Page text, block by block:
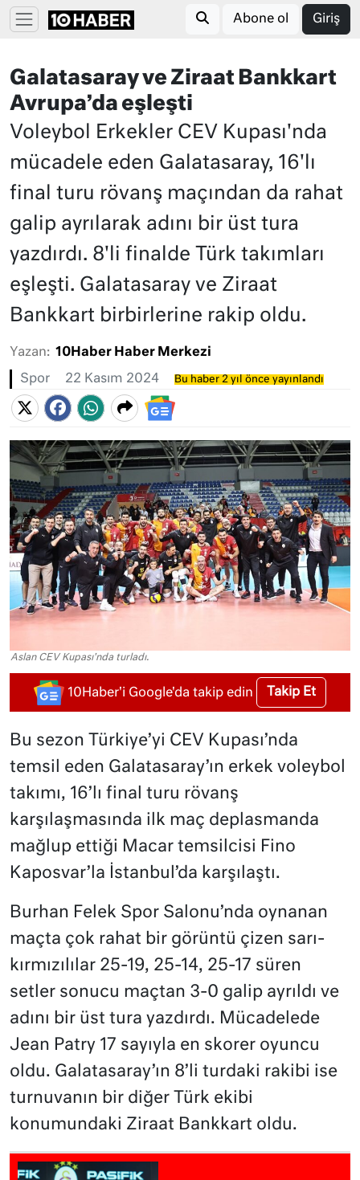
Abone ol Giriş
Galatasaray ve Ziraat Bankkart
Avrupa’da eşleşti
Voleybol Erkekler CEV Kupası'nda
mücadele eden Galatasaray, 16'lı
final turu rövanş maçından da rahat
galip ayrılarak adını bir üst tura
yazdırdı. 8'li finalde Türk takımları
eşleşti. Galatasaray ve Ziraat
Bankkart birbirlerine rakip oldu.
Yazan: 10Haber Haber Merkezi
Spor 22 Kasım 2024 Bu haber 2 yıl önce yayınlandı
Aslan CEV Kupası'nda turladı.
10Haber'i Google'da takip edin Takip Et
Bu sezon Türkiye’yi CEV Kupası’nda
temsil eden Galatasaray’ın erkek voleybol
takımı, 16’lı final turu rövanş
karşılaşmasında ilk maç deplasmanda
mağlup ettiği Macar temsilcisi Fino
Kaposvar’la İstanbul’da karşılaştı.
Burhan Felek Spor Salonu’nda oynanan
maçta çok rahat bir görüntü çizen sarı-
kırmızılılar 25-19, 25-14, 25-17 süren
setler sonucu maçtan 3-0 galip ayrıldı ve
adını bir üst tura yazdırdı. Mücadelede
Jean Patry 17 sayıyla en skorer oyuncu
oldu. Galatasaray’ın 8’li turdaki rakibi ise
turnuvanın bir diğer Türk ekibi
konumundaki Ziraat Bankkart oldu.